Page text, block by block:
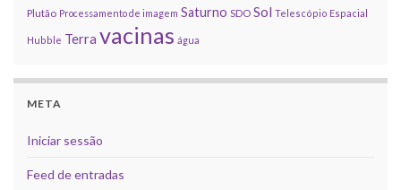
Plutão Processamento de imagem Saturno SDO Sol Telescópio Espacial
Hubble Terra vacinas água
META
Iniciar sessão
Feed de entradas